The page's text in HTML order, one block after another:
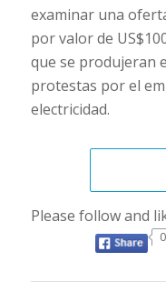
examinar una
por valor de
que se produjeran
protestas por el
electricidad.
Please follow and
0